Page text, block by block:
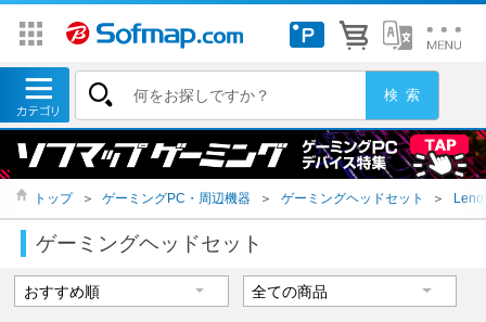
トップ ＞ ゲーミングPC・周辺機器 ＞ ゲーミングヘッドセット ＞
ゲーミングヘッドセット